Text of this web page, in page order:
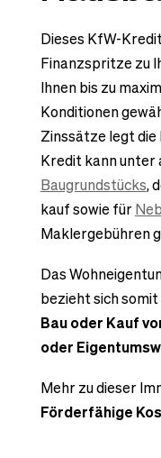
Dieses KfW-
Finanzspritze zu
Ihnen bis zu
Konditionen
Zinssätze legt
Kredit kann unter
Baugrundstücks,
kauf sowie für
Maklergebühren
Das
bezieht sich
Bau oder Kauf
oder
Mehr zu dieser
Förderfähige